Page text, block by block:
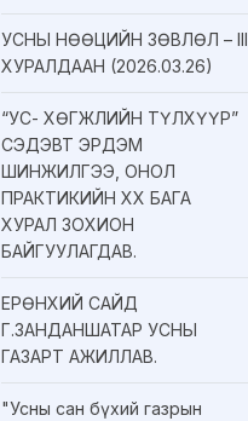
УСНЫ НӨӨЦИЙН ЗӨВЛӨЛ – III
ХУРАЛДААН (2026.03.26)
“УС- ХӨГЖЛИЙН ТҮЛХҮҮР”
СЭДЭВТ ЭРДЭМ
ШИНЖИЛГЭЭ, ОНОЛ
ПРАКТИКИЙН XX БАГА
ХУРАЛ ЗОХИОН
БАЙГУУЛАГДАВ.
ЕРӨНХИЙ САЙД
Г.ЗАНДАНШАТАР УСНЫ
ГАЗАРТ АЖИЛЛАВ.
"Усны сан бүхий газрын